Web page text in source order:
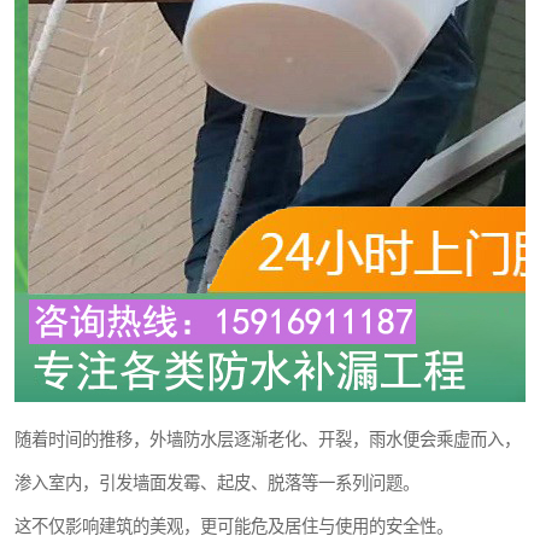
随着时间的推移，外墙防水层逐渐老化、开裂，雨水便会乘虚而入，
渗入室内，引发墙面发霉、起皮、脱落等一系列问题。
这不仅影响建筑的美观，更可能危及居住与使用的安全性。